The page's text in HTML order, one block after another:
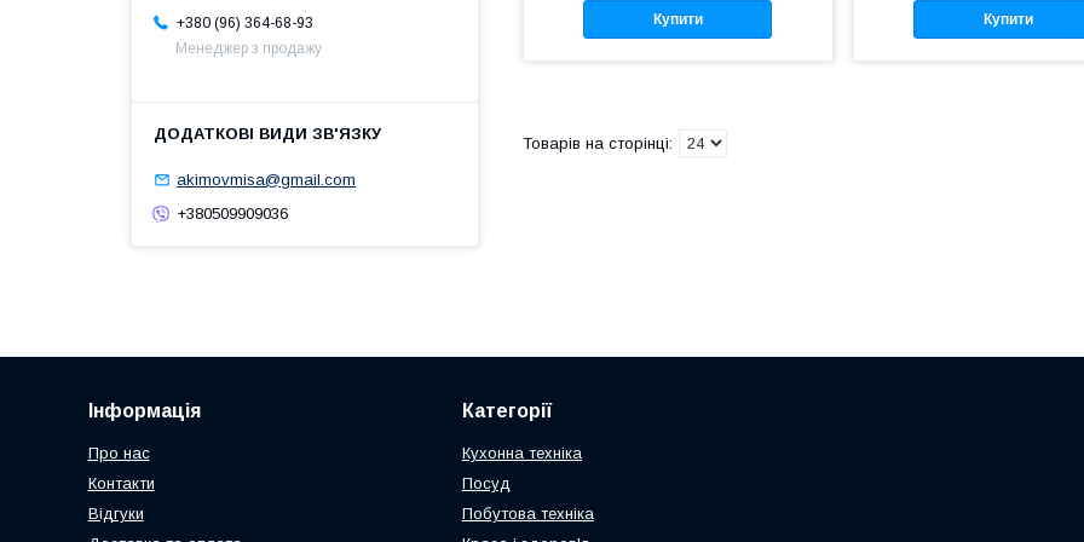
Купити Купити
+380 (96) 364-68-93
Менеджер з продажу
akimovmisa@gmail.com
+380509909036
Інформація
Про нас
Контакти
Відгуки
Категорії
Кухонна техніка
Посуд
Побутова техніка